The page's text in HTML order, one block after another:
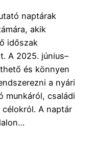
naptárak
akik
időszak
A 2025. június–
és könnyen
a nyári
munkáról, családi
A naptár